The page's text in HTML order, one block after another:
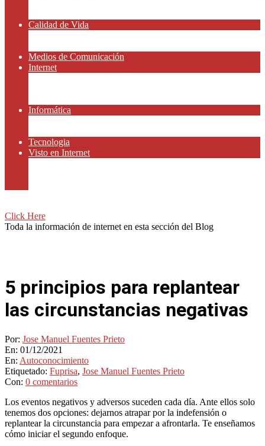
Calidad de Vida
Medios de Comunicación
Internet
Informática
Tecnologia
Visto en Internet
Click Here
Toda la información de internet en esta sección del Blog
5 principios para replantear
las circunstancias negativas
Por: Jose Manuel Fuentes Prieto
En: 01/12/2021
En: Autoconocimiento
Etiquetado: Fuprisa, Jose Manuel Fuentes Prieto
Con: 0 comentarios
Los eventos negativos y adversos suceden cada día. Ante ellos solo
tenemos dos opciones: dejarnos atrapar por la indefensión o
replantear la circunstancia para empezar a afrontarla. Te enseñamos
cómo iniciar el segundo enfoque.